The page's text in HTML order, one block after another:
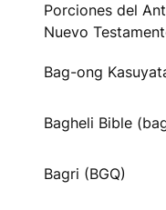
Porciones del
Nuevo
Bag-ong
Bagheli Bible
Bagri (BGQ)